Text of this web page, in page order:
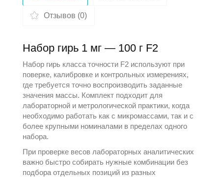
Отзывов (0)
Набор гирь 1 мг — 100 г F2
Набор гирь класса точности F2 используют при
поверке, калибровке и контрольных измерениях,
где требуется точно воспроизводить заданные
значения массы. Комплект подходит для
лабораторной и метрологической практики, когда
необходимо работать как с микромассами, так и с
более крупными номиналами в пределах одного
набора.
При проверке весов лабораторных аналитических
важно быстро собирать нужные комбинации без
подбора отдельных позиций из разных